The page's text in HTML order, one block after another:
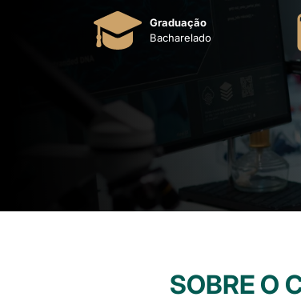
Graduação
Bacharelado
SOBRE O